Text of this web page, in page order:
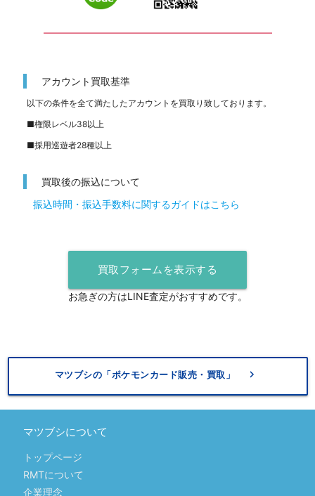
━━━━━━━━━━━━━━━━━━━━━━━━━
アカウント買取基準
以下の条件を全て満たしたアカウントを買取り致しております。
■権限レベル38以上
■採用巡遊者28種以上
買取後の振込について
振込時間・振込手数料に関するガイドはこちら
買取フォームを表示する
お急ぎの方はLINE査定がおすすめです。
マツブシの「ポケモンカード販売・買取」 keyboard_arrow_right
マツブシについて
トップページ
RMTについて
企業理念